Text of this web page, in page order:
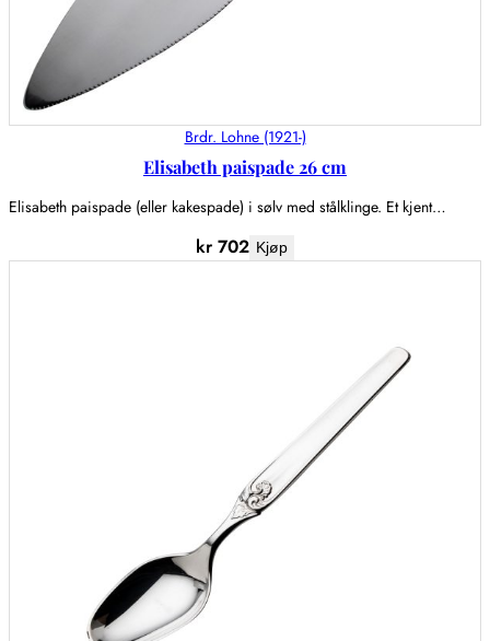
Brdr. Lohne (1921-)
Elisabeth paispade 26 cm
Elisabeth paispade (eller kakespade) i sølv med stålklinge. Et kjent…
kr 702 Kjøp